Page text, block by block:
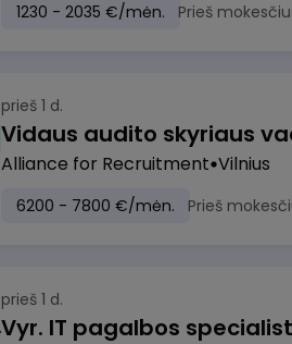
1230 - 2035 €/mėn. Prieš
prieš 1 d.
Vidaus audito skyriaus
Alliance for Recruitment Vilnius
6200 - 7800 €/mėn. Prieš
prieš 1 d.
Vyr. IT pagalbos